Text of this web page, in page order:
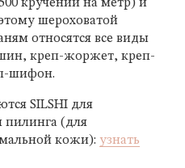
кручений на метр) и
шероховатой
относятся все виды
креп-жоржет, креп-
шифон.
SILSHI для
пилинга (для
кожи): узнать